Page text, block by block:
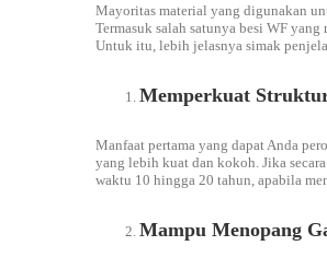
Mayoritas material yang digunakan
Termasuk salah satunya besi WF
Untuk itu, lebih jelasnya simak
Memperkuat
Manfaat pertama yang dapat Anda
yang lebih kuat dan kokoh. Jika
waktu 10 hingga 20 tahun, apabila
Mampu Menopang